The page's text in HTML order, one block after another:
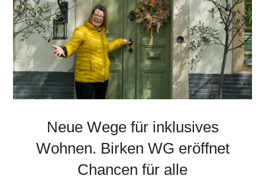
Neue Wege für inklusives
Wohnen. Birken WG eröffnet
Chancen für alle